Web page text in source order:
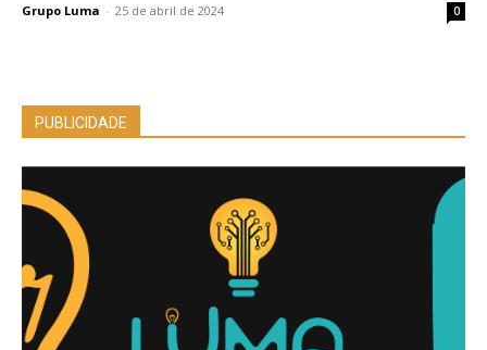
Grupo Luma - 25 de abril de 2024 0
PUBLICIDADE